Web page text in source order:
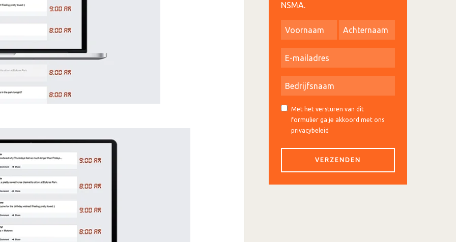
NSMA.
Met het versturen van dit
formulier ga je akkoord met ons
privacybeleid